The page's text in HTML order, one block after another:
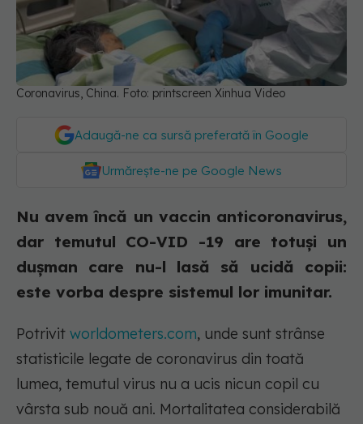
Coronavirus, China. Foto: printscreen Xinhua Video
Adaugă-ne ca sursă preferată în Google
Urmărește-ne pe Google News
Nu avem încă un vaccin anticoronavirus,
dar temutul CO-VID -19 are totuși un
duşman care nu-l lasă să ucidă copii:
este vorba despre sistemul lor imunitar.
Potrivit worldometers.com, unde sunt strânse
statisticile legate de coronavirus din toată
lumea, temutul virus nu a ucis nicun copil cu
vârsta sub nouă ani. Mortalitatea considerabilă